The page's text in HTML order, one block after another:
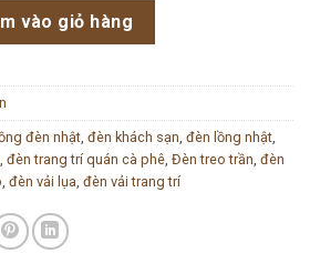
số lượng
vào giỏ hàng
đèn nhật đèn khách sạn đèn lồng nhật
đèn trang trí quán cà phê Đèn treo trần đèn
đèn vải lụa đèn vải trang trí